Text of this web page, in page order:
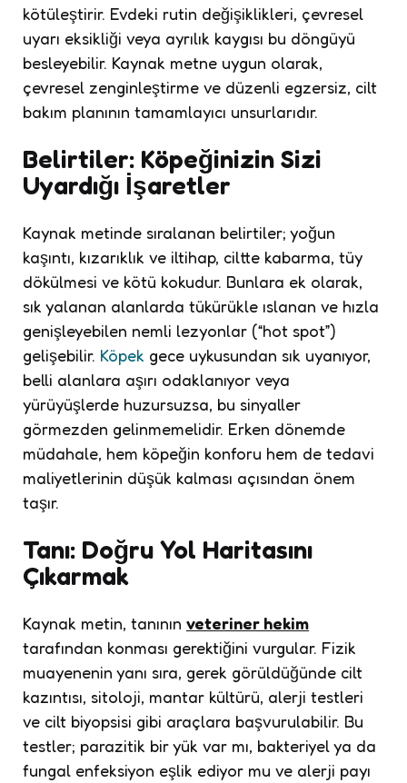
kötüleştirir. Evdeki rutin değişiklikleri, çevresel
uyarı eksikliği veya ayrılık kaygısı bu döngüyü
besleyebilir. Kaynak metne uygun olarak,
çevresel zenginleştirme ve düzenli egzersiz, cilt
bakım planının tamamlayıcı unsurlarıdır.
Belirtiler: Köpeğinizin Sizi
Uyardığı İşaretler
Kaynak metinde sıralanan belirtiler; yoğun
kaşıntı, kızarıklık ve iltihap, ciltte kabarma, tüy
dökülmesi ve kötü kokudur. Bunlara ek olarak,
sık yalanan alanlarda tükürükle ıslanan ve hızla
genişleyebilen nemli lezyonlar (“hot spot”)
gelişebilir. Köpek gece uykusundan sık uyanıyor,
belli alanlara aşırı odaklanıyor veya
yürüyüşlerde huzursuzsa, bu sinyaller
görmezden gelinmemelidir. Erken dönemde
müdahale, hem köpeğin konforu hem de tedavi
maliyetlerinin düşük kalması açısından önem
taşır.
Tanı: Doğru Yol Haritasını
Çıkarmak
Kaynak metin, tanının veteriner hekim
tarafından konması gerektiğini vurgular. Fizik
muayenenin yanı sıra, gerek görüldüğünde cilt
kazıntısı, sitoloji, mantar kültürü, alerji testleri
ve cilt biyopsisi gibi araçlara başvurulabilir. Bu
testler; parazitik bir yük var mı, bakteriyel ya da
fungal enfeksiyon eşlik ediyor mu ve alerji payı